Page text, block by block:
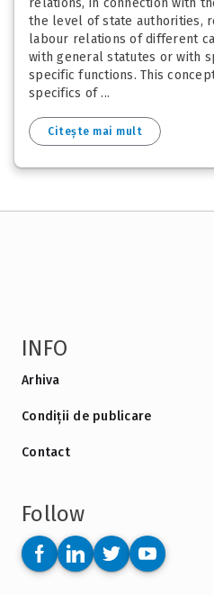
relations, in connection with
the level of state authorities,
labour relations of different
with general statutes or with
specific functions. This
specifics of ...
Citește mai mult
INFO
Arhiva
Condiții de publicare
Contact
Follow